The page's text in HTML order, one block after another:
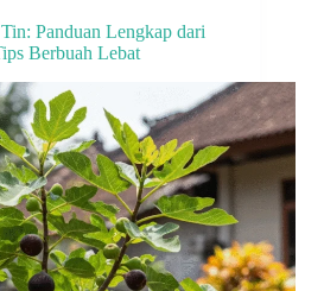
Panduan Lengkap dari
Berbuah Lebat